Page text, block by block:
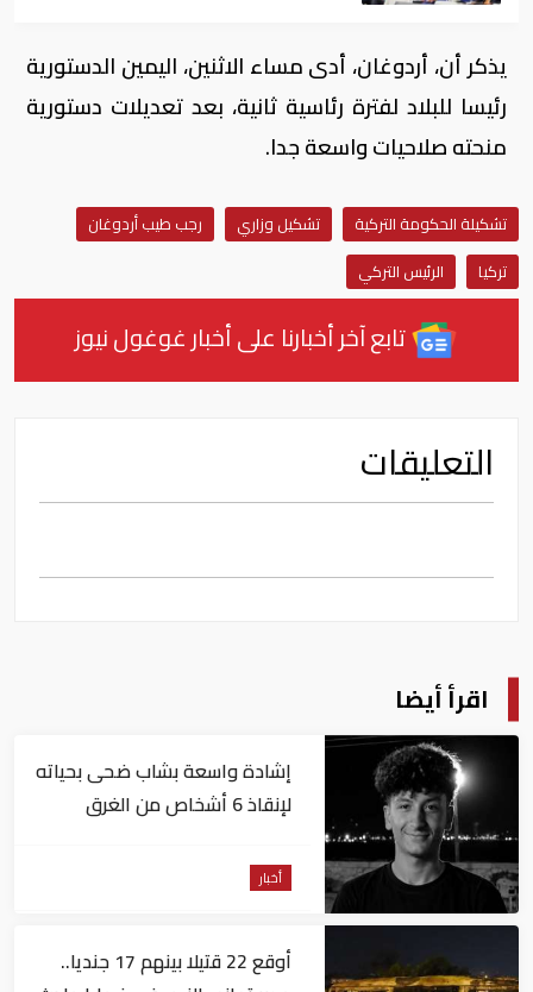
يذكر أن، أردوغان، أدى مساء الاثنين، اليمين الدستورية
رئيسا للبلاد لفترة رئاسية ثانية، بعد تعديلات دستورية
منحته صلاحيات واسعة جدا.
تشكيلة الحكومة التركية تشكيل وزاري
رجب طيب أردوغان
تركيا
الرئيس التركي
تابع آخر أخبارنا على أخبار غوغول نيوز
التعليقات
اقرأ أيضا
إشادة واسعة بشاب ضحى بحياته
لإنقاذ 6 أشخاص من الغرق
أخبار
أوقع 22 قتيلا بينهم 17 جنديا..